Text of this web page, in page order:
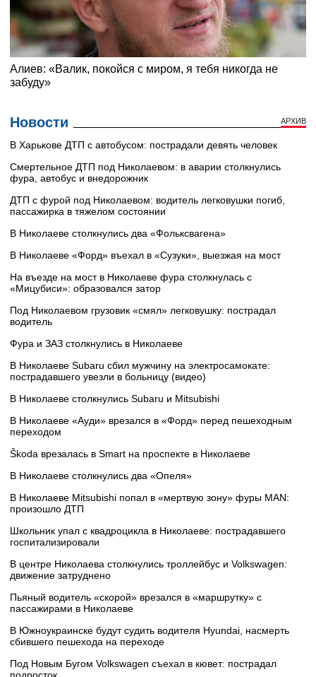
Новости АРХИВ
В Харькове ДТП с автобусом: пострадали девять человек
Смертельное ДТП под Николаевом: в аварии столкнулись
фура, автобус и внедорожник
ДТП с фурой под Николаевом: водитель легковушки погиб,
пассажирка в тяжелом состоянии
В Николаеве столкнулись два «Фольксвагена»
В Николаеве «Форд» въехал в «Сузуки», выезжая на мост
На въезде на мост в Николаеве фура столкнулась с
«Мицубиси»: образовался затор
Под Николаевом грузовик «смял» легковушку: пострадал
водитель
Фура и ЗАЗ столкнулись в Николаеве
В Николаеве Subaru сбил мужчину на электросамокате:
пострадавшего увезли в больницу (видео)
В Николаеве столкнулись Subaru и Mitsubishi
В Николаеве «Ауди» врезался в «Форд» перед пешеходным
переходом
Škoda врезалась в Smart на проспекте в Николаеве
В Николаеве столкнулись два «Опеля»
В Николаеве Mitsubishi попал в «мертвую зону» фуры MAN:
произошло ДТП
Школьник упал с квадроцикла в Николаеве: пострадавшего
госпитализировали
В центре Николаева столкнулись троллейбус и Volkswagen:
движение затруднено
Пьяный водитель «скорой» врезался в «маршрутку» с
пассажирами в Николаеве
В Южноукраинске будут судить водителя Hyundai, насмерть
сбившего пешехода на переходе
Под Новым Бугом Volkswagen съехал в кювет: пострадал